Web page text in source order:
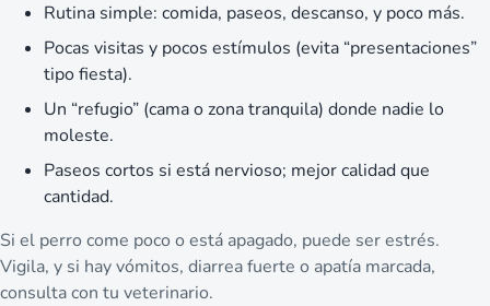
Rutina simple: comida, paseos, descanso, y poco más.
Pocas visitas y pocos estímulos (evita “presentaciones”
tipo fiesta).
Un “refugio” (cama o zona tranquila) donde nadie lo
moleste.
Paseos cortos si está nervioso; mejor calidad que
cantidad.
Si el perro come poco o está apagado, puede ser estrés.
Vigila, y si hay vómitos, diarrea fuerte o apatía marcada,
consulta con tu veterinario.